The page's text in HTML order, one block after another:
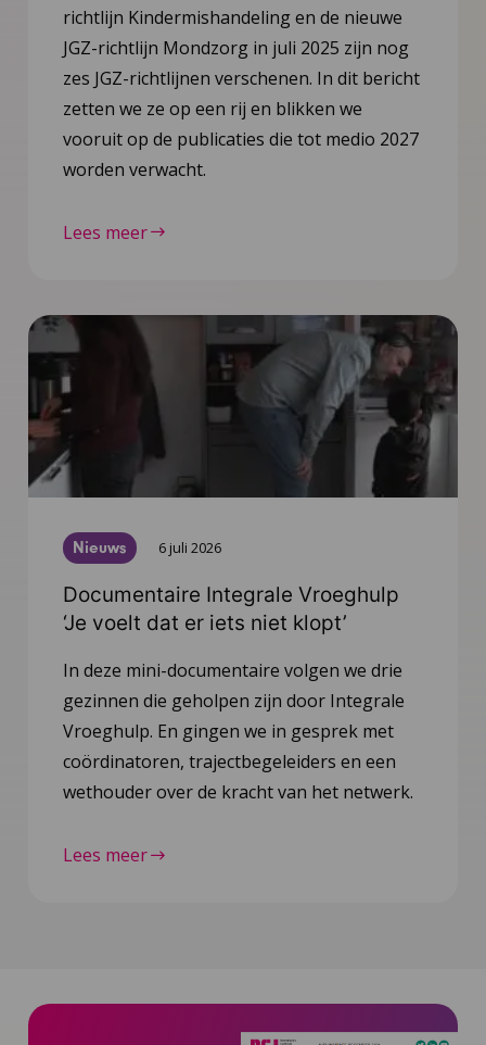
richtlijn Kindermishandeling en de nieuwe
JGZ-richtlijn Mondzorg in juli 2025 zijn nog
zes JGZ-richtlijnen verschenen. In dit bericht
zetten we ze op een rij en blikken we
vooruit op de publicaties die tot medio 2027
worden verwacht.
Lees meer
Nieuws 6 juli 2026
Documentaire Integrale Vroeghulp
‘Je voelt dat er iets niet klopt’
In deze mini-documentaire volgen we drie
gezinnen die geholpen zijn door Integrale
Vroeghulp. En gingen we in gesprek met
coördinatoren, trajectbegeleiders en een
wethouder over de kracht van het netwerk.
Lees meer